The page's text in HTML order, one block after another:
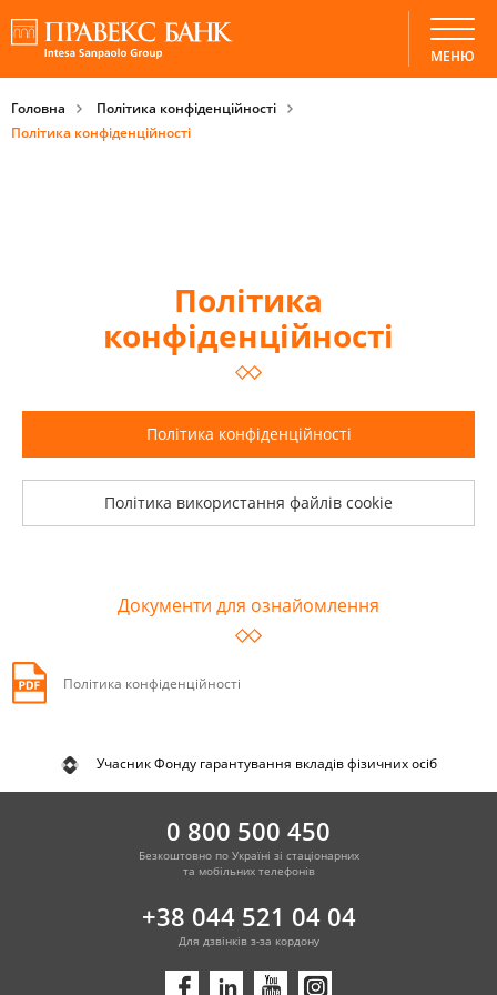
МЕНЮ
Головна
Політика конфіденційності
Політика конфіденційності
Політика
конфіденційності
Політика конфіденційності
Політика використання файлів cookie
Документи для ознайомлення
Політика конфіденційності
Учасник Фонду гарантування вкладів фізичних осіб
0 800 500 450
Безкоштовно по Україні зі стаціонарних
та мобільних телефонів
+38 044 521 04 04
Для дзвінків з-за кордону